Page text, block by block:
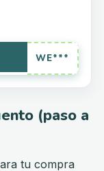
WE***
(paso a
tu compra